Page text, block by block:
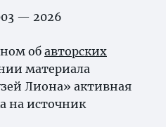
— 2026
об авторских
материала
Лиона» активная
на источник